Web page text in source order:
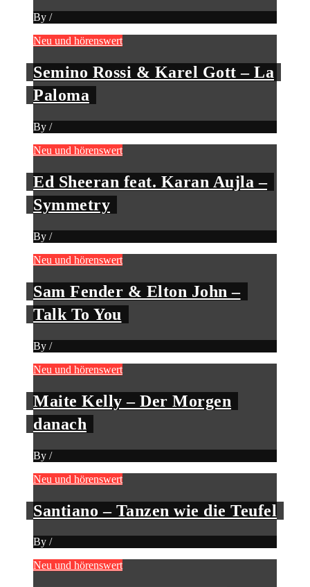
By /
Neu und hörenswert
Semino Rossi & Karel Gott – La
Paloma
By /
Neu und hörenswert
Ed Sheeran feat. Karan Aujla –
Symmetry
By /
Neu und hörenswert
Sam Fender & Elton John –
Talk To You
By /
Neu und hörenswert
Maite Kelly – Der Morgen
danach
By /
Neu und hörenswert
Santiano – Tanzen wie die Teufel
By /
Neu und hörenswert